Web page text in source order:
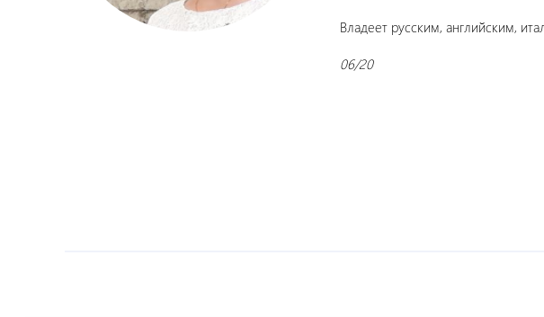
Владеет русским, английским,
06/20